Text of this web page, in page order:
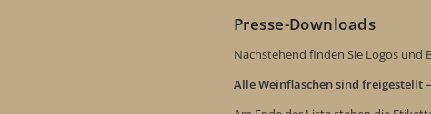
Presse-Downloads
Nachstehend finden Sie Logos
Alle Weinflaschen sind freigestellt